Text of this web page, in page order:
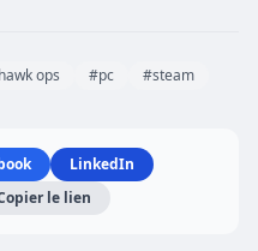
ops #pc #steam
LinkedIn
le lien